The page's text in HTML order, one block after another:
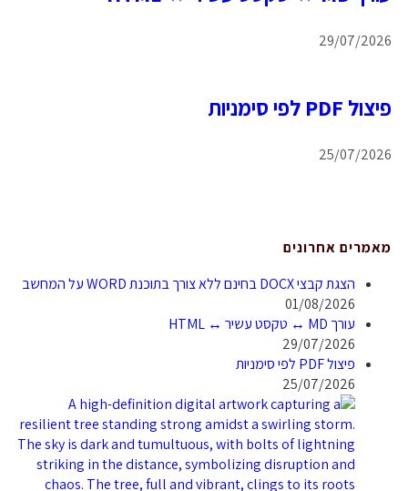
29/07/2026
פיצול PDF לפי סימניות
25/07/2026
מאמרים אחרונים
הצגת קבצי DOCX בחינם ללא צורך בתוכנת WORD על המחשב
01/08/2026
עורך MD ↔ טקסט עשיר ↔ HTML
29/07/2026
פיצול PDF לפי סימניות
25/07/2026